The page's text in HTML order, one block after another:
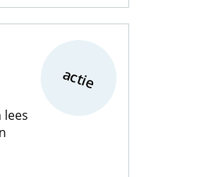
actie
lees